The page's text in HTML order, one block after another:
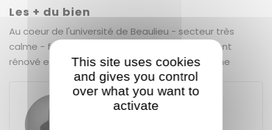
Les + du bien
Au coeur de l'université de Beaulieu - secteur très
calme - facilité de stationnement - entièrement
rénové et meublé - prestations haut de gamme
Solène FLEURY
This site uses cookies
and gives you control
over what you want to
activate